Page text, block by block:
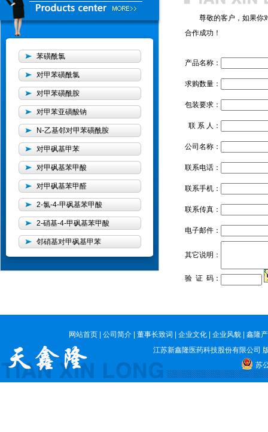
苯磺酰氯
对甲苯磺酰氯
对甲苯磺酰胺
对甲苯亚磺酸钠
N-乙基邻对甲苯磺酰胺
对甲砜基甲苯
对甲砜基苯甲酸
对甲砜基苯甲醛
2-氯-4-甲砜基苯甲酸
2-硝基-4-甲砜基苯甲酸
邻硝基对甲砜基甲苯
尊敬的客户，如果你
合作成功！
产品名称：
求购数量：
包装要求：
联 系 人：
公司名称：
联系电话：
联系手机：
联系传真：
电子邮件：
其它说明：
验 证 码：
网站首页 公司简介 董事长致词 企业文化 企业风貌
鑫隆
江苏新鑫隆医药科技股份有限公司
苏